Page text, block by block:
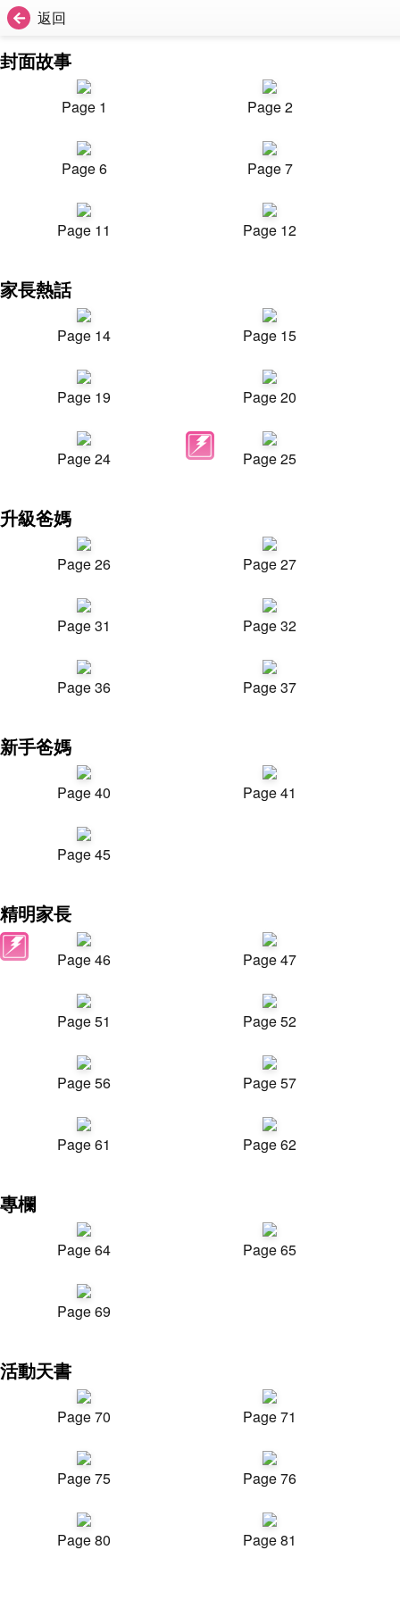
返回
封面故事
Page 1 Page 2
Page 6 Page 7
Page 11 Page 12
家長熱話
Page 14 Page 15
Page 19 Page 20
Page 24 Page 25
升級爸媽
Page 26 Page 27
Page 31 Page 32
Page 36 Page 37
新手爸媽
Page 40 Page 41
Page 45
精明家長
Page 46 Page 47
Page 51 Page 52
Page 56 Page 57
Page 61 Page 62
專欄
Page 64 Page 65
Page 69
活動天書
Page 70 Page 71
Page 75 Page 76
Page 80 Page 81